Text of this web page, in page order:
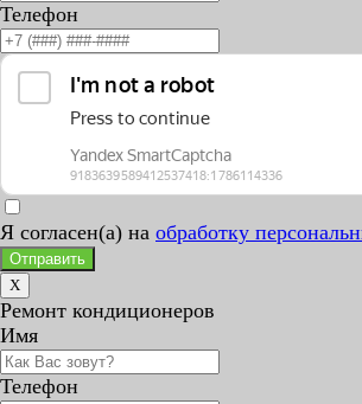
Телефон
Я согласен(а) на обработку
Отправить
X
Ремонт кондиционеров
Имя
Телефон